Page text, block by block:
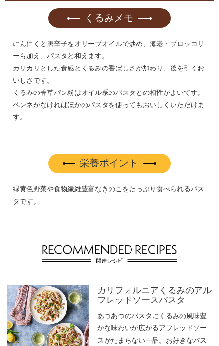
くるみメモ
にんにくと唐辛子をオリーブオイルで炒め、海老・ブロッコリ
ーも加え、パスタと和えます。
カリカリとした食感とくるみの香ばしさが加わり、後を引くお
いしさです。
くるみの香草パン粉はオイル系のパスタとの相性がよいです。
ペンネがなければほかのパスタを使ってもおいしくいただけま
す。
栄養ポイント
緑黄色野菜や食物繊維豊富なきのこをたっぷり食べられるパス
タです。
カリフォルニアくるみのアル
フレッドソースパスタ
あつあつのパスタにくるみの風味豊
かな味わいが広がるアフレッドソー
スがたまらない一品。お好きなパス